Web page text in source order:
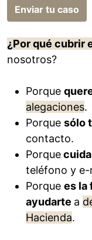
Enviar tu caso
¿Por qué cubrir
nosotros?
Porque
alegaciones.
Porque sólo
contacto.
Porque
teléfono y e-
Porque es la
ayudarte a
Hacienda.